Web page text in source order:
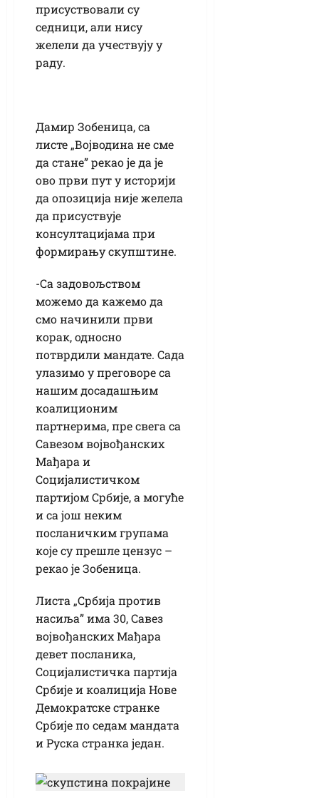
присуствовали су
седници, али нису
желели да учествују у
раду.
Дамир Зобеница, са
листе „Војводина не сме
да стане” рекао је да је
ово први пут у историји
да опозиција није желела
да присуствује
консултацијама при
формирању скупштине.
-Са задовољством
можемо да кажемо да
смо начинили први
корак, односно
потврдили мандате. Сада
улазимо у преговоре са
нашим досадашњим
коалиционим
партнерима, пре свега са
Савезом војвођанских
Мађара и
Социјалистичком
партијом Србије, а могуће
и са још неким
посланичким групама
које су прешле цензус –
рекао је Зобеница.
Листа „Србија против
насиља” има 30, Савез
војвођанских Мађара
девет посланика,
Социјалистичка партија
Србије и коалиција Нове
Демократске странке
Србије по седам мандата
и Руска странка један.